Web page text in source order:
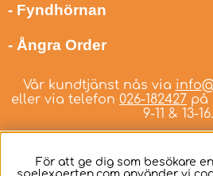
- Fyndhörnan
- Ångra Order
Vår kundtjänst nås via
eller via telefon 026-182427 på
9-11 & 13-16.
För att ge dig som besökare